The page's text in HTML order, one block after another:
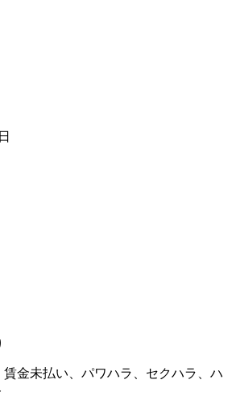
賃金未払い、パワハラ、セクハラ、ハ